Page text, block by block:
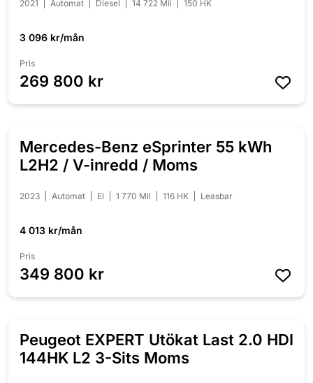
2021 Automat Diesel 14 722 Mil 150 HK
3 096 kr/mån
Pris
269 800 kr
Mercedes-Benz eSprinter 55 kWh
L2H2 / V-inredd / Moms
2023 Automat El 1 770 Mil 116 HK Leasbar
4 013 kr/mån
Pris
349 800 kr
Peugeot EXPERT Utökat Last 2.0 HDI
144HK L2 3-Sits Moms